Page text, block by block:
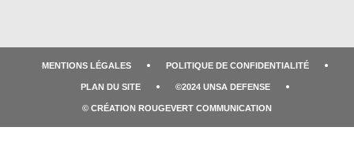
MENTIONS LÉGALES POLITIQUE DE CONFIDENTIALITÉ
PLAN DU SITE ©2024 UNSA DEFENSE
© CRÉATION ROUGEVERT COMMUNICATION